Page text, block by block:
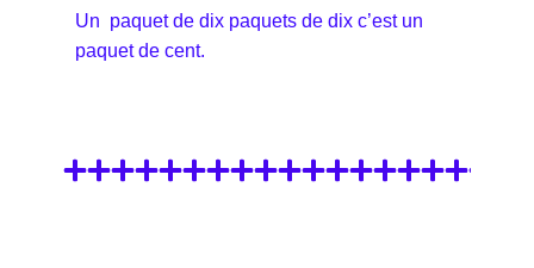
Un paquet de dix paquets de dix c’est un
paquet de cent.